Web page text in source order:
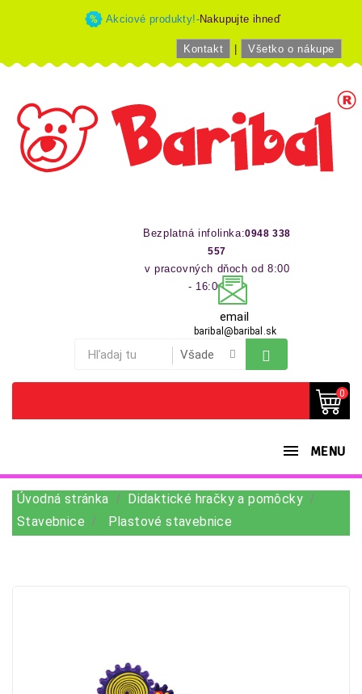
Akciové produkty!-Nakupujte ihneď
Kontakt Všetko o nákupe
Bezplatná infolinka:0948 338
557
v pracovných dňoch od 8:00
- 16:00 hod
email
baribal@baribal.sk
0
MENU
Úvodná stránka
Didaktické hračky a pomôcky
Stavebnice
Plastové stavebnice